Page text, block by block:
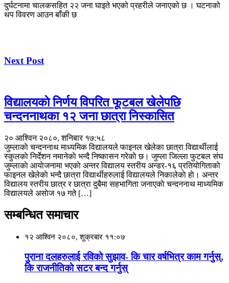
दुर्घटनामा चालकसहित २२ जना घाइते भएको प्रहरीले जनाएको छ । घटनाको
थप विवरण आउन बाँकी छ
Next Post
विद्यालयकाे निर्णय विपरित फूटबल खेलेपछि
चन्दननाथका १२ जना छात्रा निस्कासित
२० आश्विन २०८०, शनिबार १७:५८
जुम्लाकाे चन्दननाथ माध्यमिक विद्यालयले फाइनल खेलेका छात्रा विद्यार्थीलाई
स्कुलकाे निर्देशन नमानेकाे भन्दै निष्कासन गरेकाे छ। जुम्ला जिल्ला फुटबल संघ
जुम्लाकाे आयाेजनामा भएकाे अन्तर विद्यालय स्तरीय अन्डर-१६ प्रतियोगिताकाे
फाइनल खेलेकाे भन्दै छात्रा विद्यार्थीहरुलाई विद्यालयले निकालेकाे हाे। अन्तर
विद्यालय स्तरीय छात्र र छात्रा दुबैमा सहभागिता जनाएकाे चन्दननाथ माध्यमिक
विद्यालयले असाेज १७ गते […]
सम्बन्धित समाचार
१२ आश्विन २०८०, शुक्रबार ११:०७
पुराना दलहरुलाई रविकाे सुझाव- कि चार वर्षभित्र काम गर्नुस्,
कि राजनीतिकाे सटर बन्द गर्नुस्